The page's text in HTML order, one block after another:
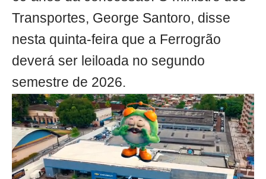
Transportes, George Santoro, disse
nesta quinta-feira que a Ferrogrão
deverá ser leiloada no segundo
semestre de 2026.